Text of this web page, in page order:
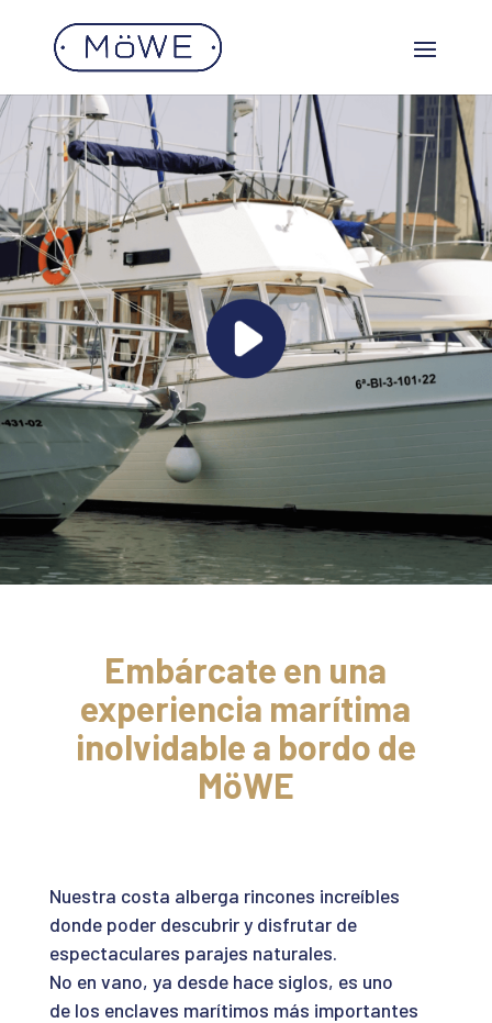
Embárcate en una
experiencia marítima
inolvidable a bordo de
MöWE
Nuestra costa alberga rincones increíbles
donde poder descubrir y disfrutar de
espectaculares parajes naturales.
No en vano, ya desde hace siglos, es uno
de los enclaves marítimos más importantes